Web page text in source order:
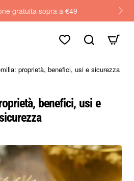
gratuita sopra a €49
benefici, usi e
proprietà, benefici, usi e sicurezza